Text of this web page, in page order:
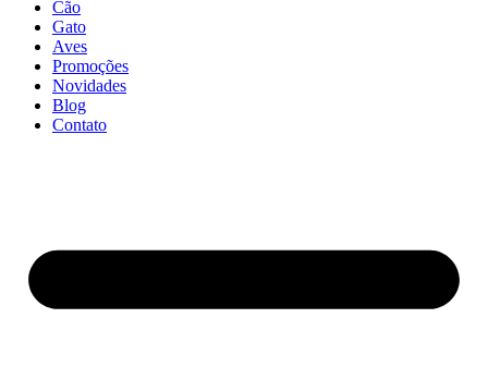
Cão
Gato
Aves
Promoções
Novidades
Blog
Contato